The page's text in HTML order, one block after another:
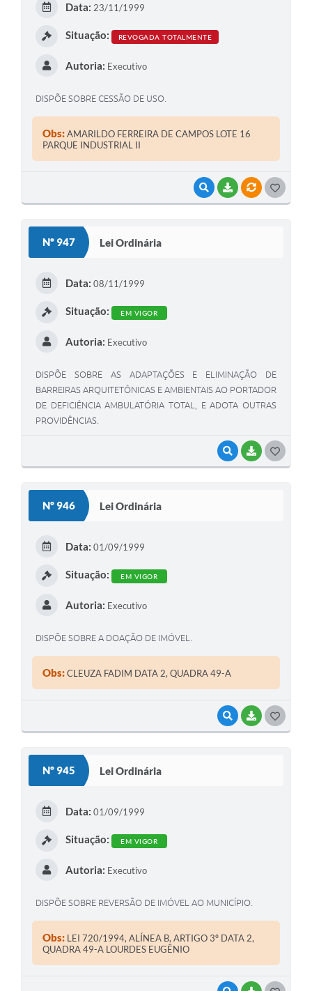
VISUALIZAR
BAIXARVÍNCULOS
Data: 23/11/1999
Situação: REVOGADA TOTALMENTE
Autoria: Executivo
DISPÕE SOBRE CESSÃO DE USO.
Obs:AMARILDO FERREIRA DE CAMPOS LOTE 16
PARQUE INDUSTRIAL II
Nº 947 Lei Ordinária
VISUALIZAR
BAIXAR
Data: 08/11/1999
Situação: EM VIGOR
Autoria: Executivo
DISPÕE SOBRE AS ADAPTAÇÕES E ELIMINAÇÃO DE
BARREIRAS ARQUITETÔNICAS E AMBIENTAIS AO PORTADOR
DE DEFICIÊNCIA AMBULATÓRIA TOTAL, E ADOTA OUTRAS
PROVIDÊNCIAS.
Nº 946 Lei Ordinária
VISUALIZAR
BAIXAR
Data: 01/09/1999
Situação: EM VIGOR
Autoria: Executivo
DISPÕE SOBRE A DOAÇÃO DE IMÓVEL.
Obs:CLEUZA FADIM DATA 2, QUADRA 49-A
Nº 945 Lei Ordinária
Data: 01/09/1999
Situação: EM VIGOR
Autoria: Executivo
DISPÕE SOBRE REVERSÃO DE IMÓVEL AO MUNICÍPIO.
Obs: LEI 720/1994, ALÍNEA B, ARTIGO 3º DATA 2,
QUADRA 49-A LOURDES EUGÊNIO